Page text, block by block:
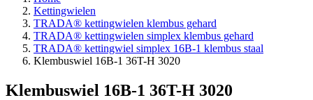
Kettingwielen
TRADA® kettingwielen klembus gehard
TRADA® kettingwielen simplex klembus gehard
TRADA® kettingwiel simplex 16B-1 klembus staal
Klembuswiel 16B-1 36T-H 3020
Klembuswiel 16B-1 36T-H 3020